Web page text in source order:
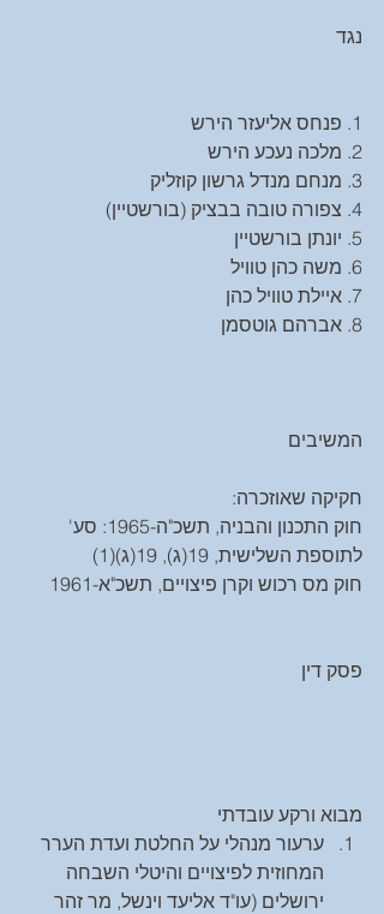
נגד
1. פנחס אליעזר הירש
2. מלכה נעכע הירש
3. מנחם מנדל גרשון קוזליק
4. צפורה טובה בבציק (בורשטיין)
5. יונתן בורשטיין
6. משה כהן טוויל
7. איילת טוויל כהן
8. אברהם גוטסמן
המשיבים
חקיקה שאוזכרה:
חוק התכנון והבניה, תשכ"ה-1965: סע'
לתוספת השלישית, 19(ג), 19(ג)(1)
חוק מס רכוש וקרן פיצויים, תשכ"א-1961
פסק דין
מבוא ורקע עובדתי
ערעור מנהלי על החלטת ועדת הערר
המחוזית לפיצויים והיטלי השבחה
ירושלים (עו"ד אליעד וינשל, מר זהר